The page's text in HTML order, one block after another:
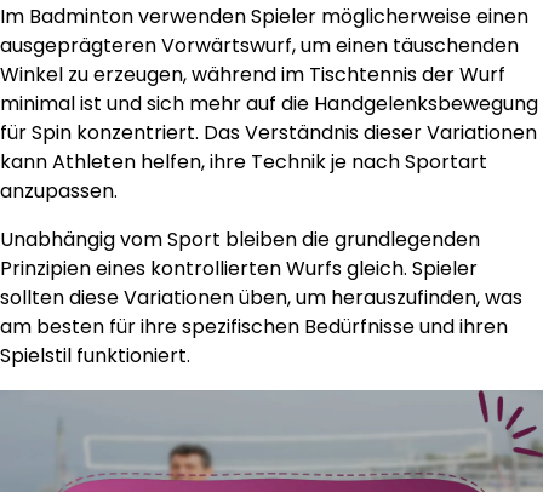
Im Badminton verwenden Spieler möglicherweise einen
ausgeprägteren Vorwärtswurf, um einen täuschenden
Winkel zu erzeugen, während im Tischtennis der Wurf
minimal ist und sich mehr auf die Handgelenksbewegung
für Spin konzentriert. Das Verständnis dieser Variationen
kann Athleten helfen, ihre Technik je nach Sportart
anzupassen.
Unabhängig vom Sport bleiben die grundlegenden
Prinzipien eines kontrollierten Wurfs gleich. Spieler
sollten diese Variationen üben, um herauszufinden, was
am besten für ihre spezifischen Bedürfnisse und ihren
Spielstil funktioniert.